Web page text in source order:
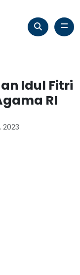
Idul Fitri
RI
2023